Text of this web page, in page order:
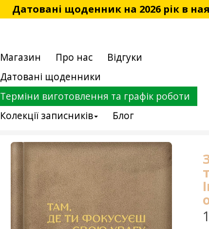
Датовані щоденник на 2026 рік в
Магазин Про нас
Відгуки
Датовані щоденники
Терміни виготовлення та графік роботи
Колекції записників
Блог